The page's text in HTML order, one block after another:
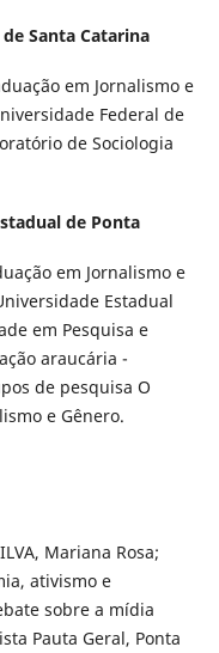
Santa Catarina
em Jornalismo e
Federal de
de Sociologia
de Ponta
em Jornalismo e
Estadual
em Pesquisa e
araucária -
de pesquisa O
e Gênero.
Mariana Rosa;
ativismo e
sobre a mídia
Pauta Geral, Ponta